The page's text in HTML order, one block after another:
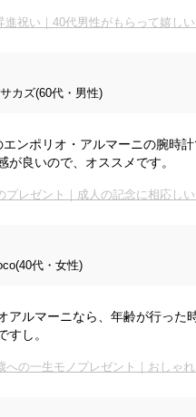
進祝い｜40代男性がもらって嬉し
カズ(60代・男性)
エンポリオ・アルマーニの腕時
が良いので、オススメです。
プレゼント｜成人の記念に相応し
代・女性)
アルマーニなら、年齢が行った
すし。
への一生モノプレゼント｜おしゃ